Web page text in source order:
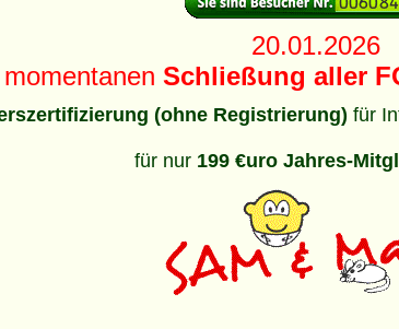
20.01.2026
Schließung aller
(ohne Registrierung) für
für nur 199 €uro Jahres-